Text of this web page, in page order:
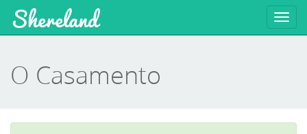
Shereland
O Casamento